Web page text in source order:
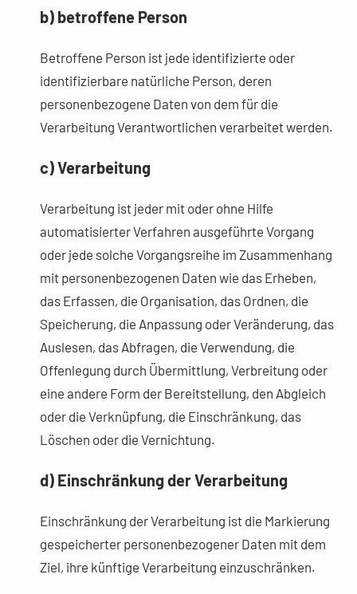
b) betroffene Person
Betroffene Person ist jede identifizierte oder
identifizierbare natürliche Person, deren
personenbezogene Daten von dem für die
Verarbeitung Verantwortlichen verarbeitet werden.
c) Verarbeitung
Verarbeitung ist jeder mit oder ohne Hilfe
automatisierter Verfahren ausgeführte Vorgang
oder jede solche Vorgangsreihe im Zusammenhang
mit personenbezogenen Daten wie das Erheben,
das Erfassen, die Organisation, das Ordnen, die
Speicherung, die Anpassung oder Veränderung, das
Auslesen, das Abfragen, die Verwendung, die
Offenlegung durch Übermittlung, Verbreitung oder
eine andere Form der Bereitstellung, den Abgleich
oder die Verknüpfung, die Einschränkung, das
Löschen oder die Vernichtung.
d) Einschränkung der Verarbeitung
Einschränkung der Verarbeitung ist die Markierung
gespeicherter personenbezogener Daten mit dem
Ziel, ihre künftige Verarbeitung einzuschränken.